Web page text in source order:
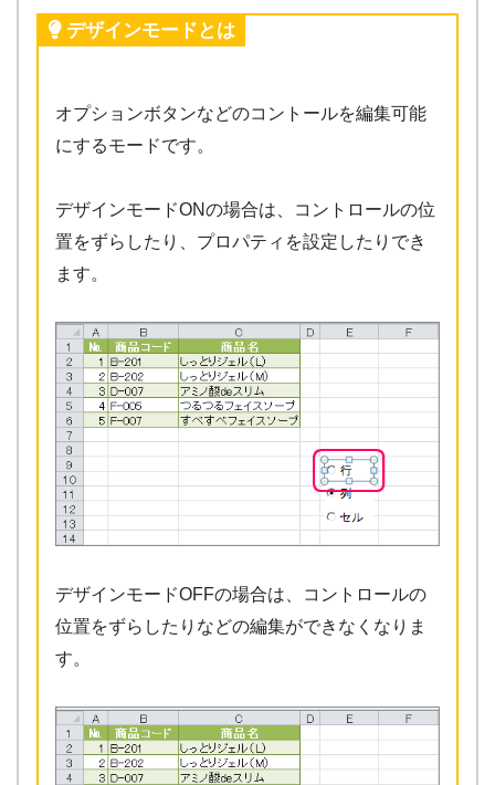
デザインモードとは
オプションボタンなどのコントールを編集可能
にするモードです。
デザインモードONの場合は、コントロールの位
置をずらしたり、プロパティを設定したりでき
ます。
デザインモードOFFの場合は、コントロールの
位置をずらしたりなどの編集ができなくなりま
す。